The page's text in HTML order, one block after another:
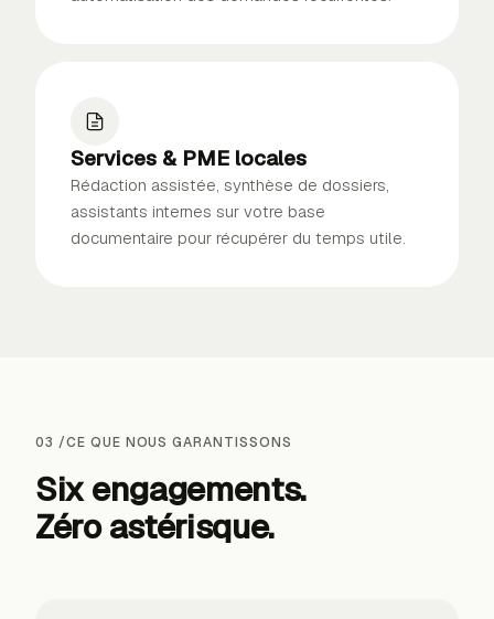
Services & PME locales
Rédaction assistée, synthèse de dossiers,
assistants internes sur votre base
documentaire pour récupérer du temps utile.
03 /CE QUE NOUS GARANTISSONS
Six engagements.
Zéro astérisque.